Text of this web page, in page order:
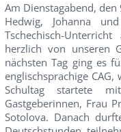
Am Dienstagabend,
Hedwig, Johanna
Tschechisch-
herzlich von unseren
nächsten Tag ging es
englischsprachige
Schultag startete
Gastgeberinnen, Frau
Sotolova. Danach